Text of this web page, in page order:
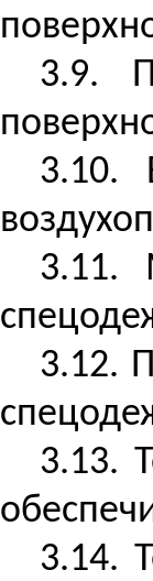
3.9.
3.10.
3.11.
3.12.
3.13.
3.14.